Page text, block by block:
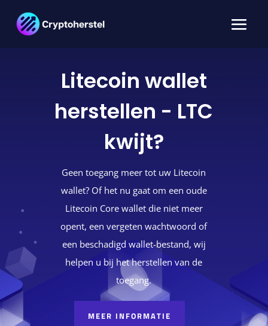
Litecoin wallet
herstellen - LTC
kwijt?
Geen toegang meer tot uw Litecoin
wallet? Of het nu gaat om een oude
Litecoin Core wallet die niet meer
opent, een vergeten wachtwoord of
een beschadigd wallet-bestand, wij
helpen u bij het herstellen van de
toegang.
MEER INFORMATIE